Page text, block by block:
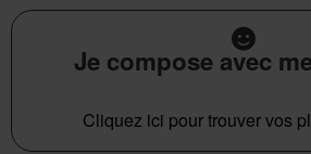
Je compose avec
Cliquez ici pour trouver vos